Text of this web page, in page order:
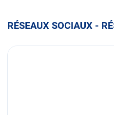
RÉSEAUX SOCIAUX -